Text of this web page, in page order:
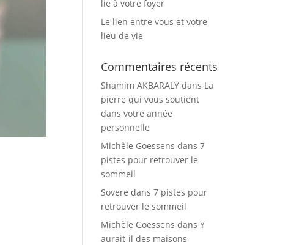
lie à votre foyer
Le lien entre vous et votre
lieu de vie
Commentaires récents
Shamim AKBARALY dans La
pierre qui vous soutient
dans votre année
personnelle
Michèle Goessens dans7
pistes pour retrouver le
sommeil
Sovere dans7 pistes pour
retrouver le sommeil
Michèle Goessens dansY
aurait-il des maisons